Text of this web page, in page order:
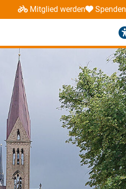
Mitglied werden Spenden